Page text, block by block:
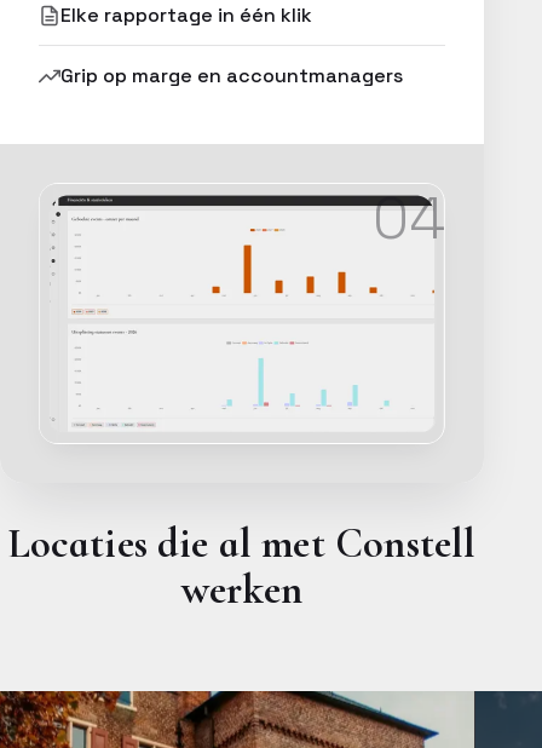
Elke rapportage in één klik
Grip op marge en accountmanagers
04
Locaties die al met Constell
werken